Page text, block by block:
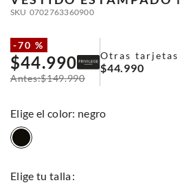
SKU 0702763360900
-70 %
$44.990
$149.990
Otras tarjetas
$44.990
: negro